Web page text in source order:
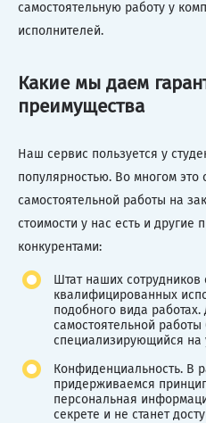
самостоятельную работу у
исполнителей.
Какие мы даем
преимущества
Наш сервис пользуется у
популярностью. Во многом это
самостоятельной работы на
стоимости у нас есть и другие
конкурентами:
Штат наших сотрудников
квалифицированных
подобного вида
самостоятельной
специализирующийся на
Конфиденциальность. В
придерживаемся
персональная
секрете и не станет